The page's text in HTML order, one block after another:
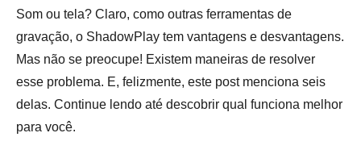
Som ou tela? Claro, como outras ferramentas de
gravação, o ShadowPlay tem vantagens e desvantagens.
Mas não se preocupe! Existem maneiras de resolver
esse problema. E, felizmente, este post menciona seis
delas. Continue lendo até descobrir qual funciona melhor
para você.